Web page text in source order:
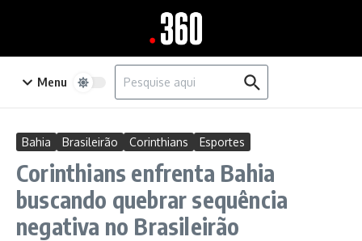
Menu
Procurar por:
Bahia Brasileirão Corinthians Esportes
Corinthians enfrenta Bahia
buscando quebrar sequência
negativa no Brasileirão